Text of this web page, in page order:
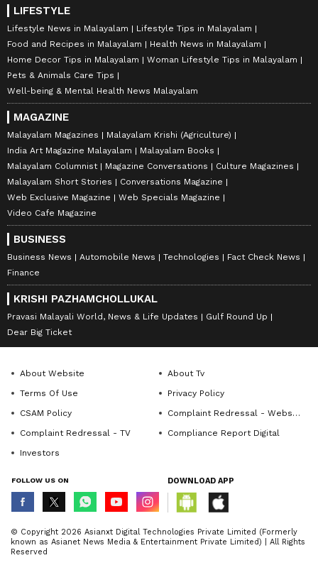
LIFESTYLE
Lifestyle News in Malayalam
Lifestyle Tips in Malayalam
Food and Recipes in Malayalam
Health News in Malayalam
Home Decor Tips in Malayalam
Woman Lifestyle Tips in Malayalam
Pets & Animals Care Tips
Well-being & Mental Health News Malayalam
MAGAZINE
Malayalam Magazines
Malayalam Krishi (Agriculture)
India Art Magazine Malayalam
Malayalam Books
Malayalam Columnist
Magazine Conversations
Culture Magazines
Malayalam Short Stories
Conversations Magazine
Web Exclusive Magazine
Web Specials Magazine
Video Cafe Magazine
BUSINESS
Business News Automobile News Technologies
Fact Check News
Finance
KRISHI PAZHAMCHOLLUKAL
Pravasi Malayali World, News & Life Updates
Gulf Round Up
Dear Big Ticket
About Website
About Tv
Terms Of Use
Privacy Policy
CSAM Policy
Complaint Redressal - Website
Complaint Redressal - TV
Compliance Report Digital
Investors
FOLLOW US ON DOWNLOAD APP
© Copyright 2026 Asianxt Digital Technologies Private Limited (Formerly
known as Asianet News Media & Entertainment Private Limited) | All Rights
Reserved